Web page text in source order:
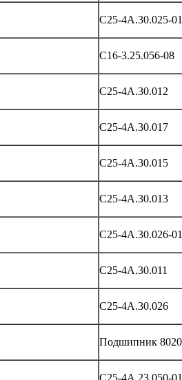
С25-4А.30.025-01
С16-3.25.056-08
С25-4А.30.012
С25-4А.30.017
С25-4А.30.015
С25-4А.30.013
С25-4А.30.026-01
С25-4А.30.011
С25-4А.30.026
Подшипник
С25-4А.23.050-01